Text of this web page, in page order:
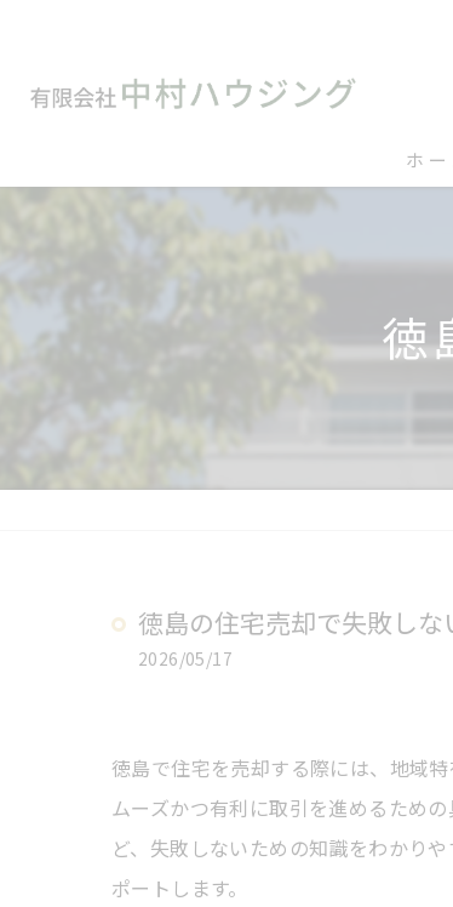
ホー
徳
徳島の住宅売却で失敗しな
2026/05/17
徳島で住宅を売却する際には、地域
ムーズかつ有利に取引を進めるため
ど、失敗しないための知識をわかり
ポートします。